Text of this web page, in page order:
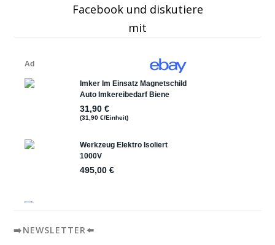
Facebook und diskutiere
mit
➡️NEWSLETTER⬅️